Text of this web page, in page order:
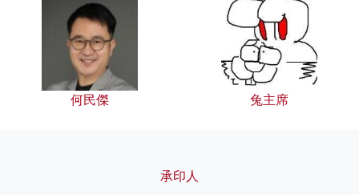
何民傑 兔主席
承印人